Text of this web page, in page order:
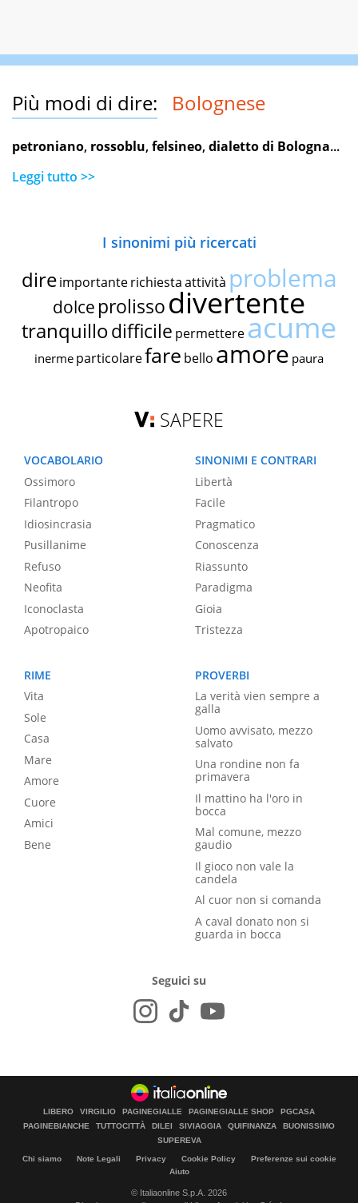
Più modi di dire: Bolognese
petroniano, rossoblu,felsineo,dialetto di Bologna...
Leggi tutto >>
I sinonimi più ricercati
dire importante richiestaattività problema
dolce prolissodivertente
tranquillodifficile permettereacume
inerme particolarefare bello amore paura
SAPERE
VOCABOLARIO
Ossimoro
Filantropo
Idiosincrasia
Pusillanime
Refuso
Neofita
Iconoclasta
Apotropaico
SINONIMI E CONTRARI
Libertà
Facile
Pragmatico
Conoscenza
Riassunto
Paradigma
Gioia
Tristezza
RIME
Vita
Sole
Casa
Mare
Amore
Cuore
Amici
Bene
PROVERBI
La verità vien sempre a
galla
Uomo avvisato, mezzo
salvato
Una rondine non fa
primavera
Il mattino ha l'oro in
bocca
Mal comune, mezzo
gaudio
Il gioco non vale la
candela
Al cuor non si comanda
A caval donato non si
guarda in bocca
Seguici su
LIBERO VIRGILIO PAGINEGIALLE PAGINEGIALLE SHOP
PGCASA
PAGINEBIANCHE
TUTTOCITTÀ DILEI SIVIAGGIA QUIFINANZA
BUONISSIMO
SUPEREVA
Chi siamo Note Legali Privacy Cookie Policy
Preferenze sui cookie
Aiuto
© Italiaonline S.p.A. 2026